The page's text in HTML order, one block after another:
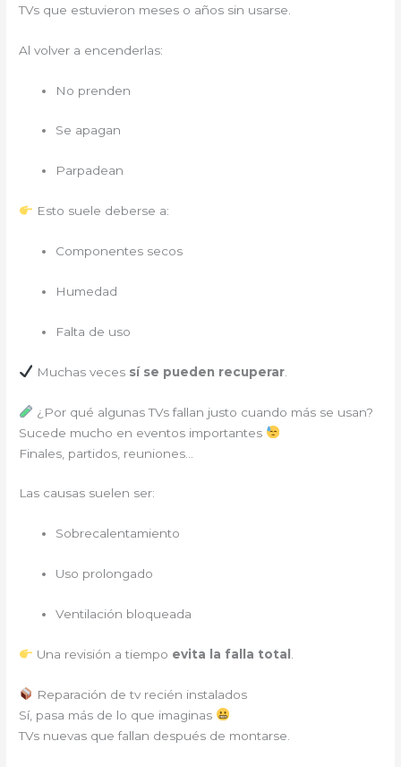
TVs que estuvieron meses o años sin usarse.
Al volver a encenderlas:
No prenden
Se apagan
Parpadean
Esto suele deberse a:
Componentes secos
Humedad
Falta de uso
Muchas veces sí se pueden recuperar.
¿Por qué algunas TVs fallan justo cuando más se usan?
Sucede mucho en eventos importantes
Finales, partidos, reuniones…
Las causas suelen ser:
Sobrecalentamiento
Uso prolongado
Ventilación bloqueada
Una revisión a tiempo evita la falla total
Reparación de tv recién instalados
Sí, pasa más de lo que imaginas
TVs nuevas que fallan después de montarse.